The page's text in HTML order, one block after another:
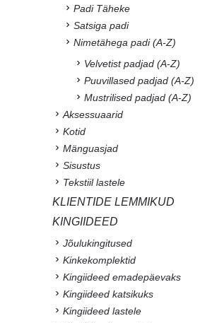
Padi Täheke
Satsiga padi
Nimetähega padi (A-Z)
Velvetist padjad (A-Z)
Puuvillased padjad (A-Z)
Mustrilised padjad (A-Z)
Aksessuaarid
Kotid
Mänguasjad
Sisustus
Tekstiil lastele
KLIENTIDE LEMMIKUD
KINGIIDEED
Jõulukingitused
Kinkekomplektid
Kingiideed emadepäevaks
Kingiideed katsikuks
Kingiideed lastele